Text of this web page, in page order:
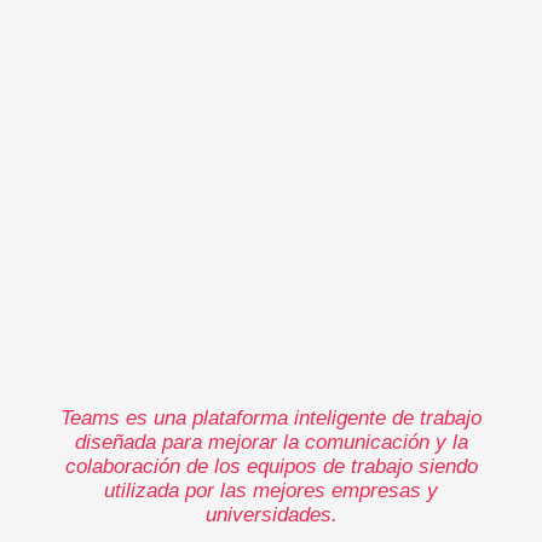
Teams es una plataforma inteligente de trabajo
diseñada para mejorar la comunicación y la
colaboración de los equipos de trabajo siendo
utilizada por las mejores empresas y
universidades.